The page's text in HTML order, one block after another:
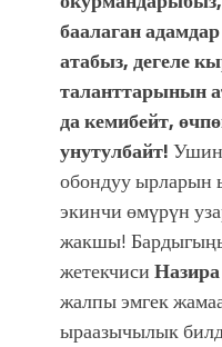
баалаган
атабыз, дегеле
таланттарынын
да кемибейт,
унутулбайт!
обондуу ырларын
экинчи өмүрүн
жакшы!
жетекчиси
жалпы эмгек
ыраазычылык